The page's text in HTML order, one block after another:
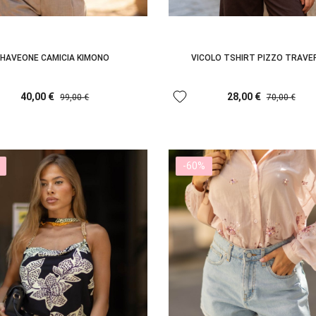
HAVEONE CAMICIA KIMONO
40,00 € 99,00 €
VICOLO TSHIRT PIZZO
28,00 € 70,00 €
favorite
-60%